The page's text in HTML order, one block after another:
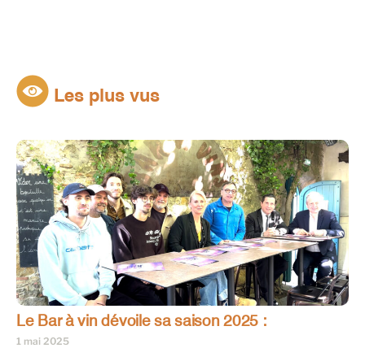
Les plus vus
Le Bar à vin dévoile sa saison 2025 :
1 mai 2025